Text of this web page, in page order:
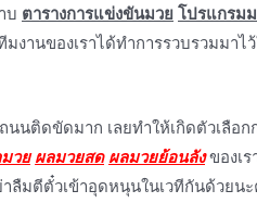
บ ตารางการแข่งขันมวยโปรแกรม
านของเราได้ทำการรวบรวมมาไ
นนติดขัดมาก เลยทำให้เกิดตัวเลื
วยผลมวยสดผลมวยย้อนลังของเ
มตีตั๋วเข้าอุดหนุนในเวทีกันด้วยน